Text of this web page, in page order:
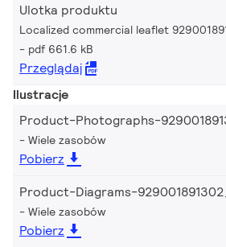
Ulotka produktu
Localized commercial leaflet
pdf 661.6 kB
Przeglądaj
Ilustracje
Product-Photographs-
Wiele zasobów
Pobierz
Product-Diagrams-
Wiele zasobów
Pobierz